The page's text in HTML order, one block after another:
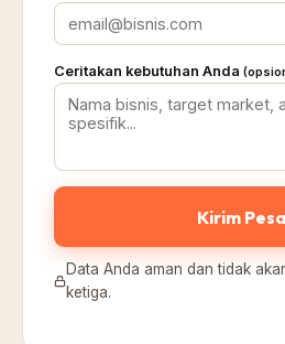
Ceritakan kebutuhan Anda
Kirim
Data Anda aman dan tidak
ketiga.